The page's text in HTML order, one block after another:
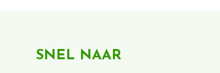
SNEL NAAR